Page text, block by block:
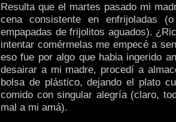
Resulta que el martes pasado mi
cena consistente en enfrijoladas
empapadas de frijolitos aguados).
intentar comérmelas me empecé a
eso fue por algo que habia ingerido
desairar a mi madre, procedí a
bolsa de plástico, dejando el plato
comido con singular alegría (claro,
mal a mi amá).